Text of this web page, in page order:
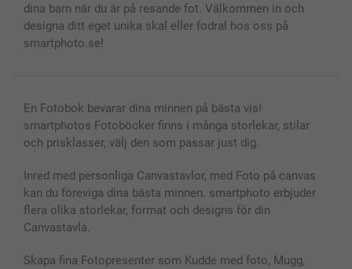
dina barn när du är på resande fot. Välkommen in och
designa ditt eget unika skal eller fodral hos oss på
smartphoto.se!
En Fotobok bevarar dina minnen på bästa vis!
smartphotos Fotoböcker finns i många storlekar, stilar
och prisklasser, välj den som passar just dig.
Inred med personliga Canvastavlor, med Foto på canvas
kan du föreviga dina bästa minnen. smartphoto erbjuder
flera olika storlekar, format och designs för din
Canvastavla.
Skapa fina Fotopresenter som Kudde med foto, Mugg,